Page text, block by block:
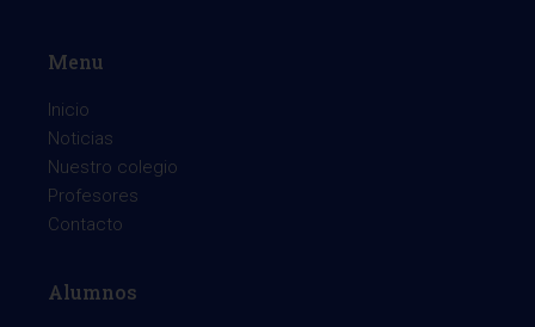
Menu
Inicio
Noticias
Nuestro colegio
Profesores
Contacto
Alumnos